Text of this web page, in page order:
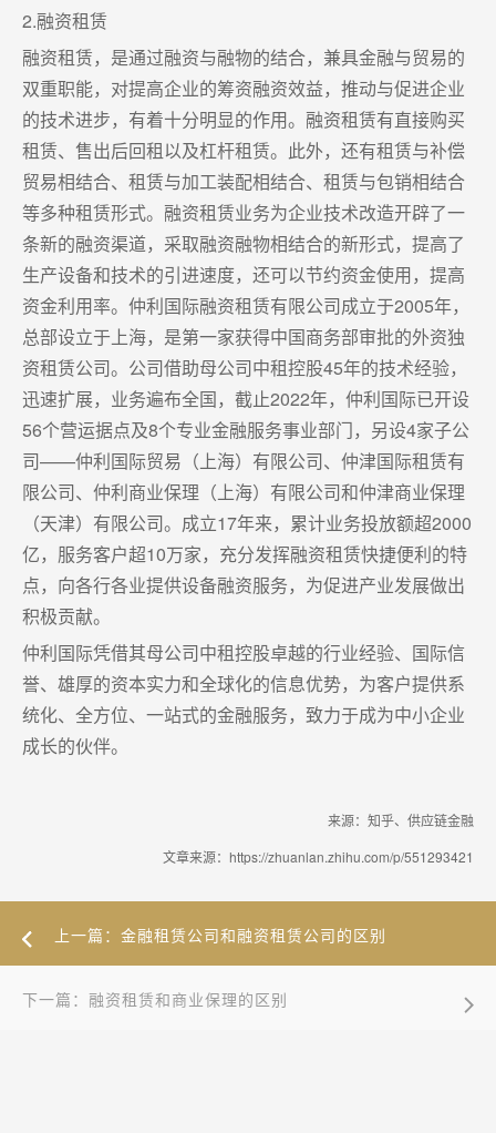
2.融资租赁
融资租赁，是通过融资与融物的结合，兼具金融与贸易的
双重职能，对提高企业的筹资融资效益，推动与促进企业
的技术进步，有着十分明显的作用。融资租赁有直接购买
租赁、售出后回租以及杠杆租赁。此外，还有租赁与补偿
贸易相结合、租赁与加工装配相结合、租赁与包销相结合
等多种租赁形式。融资租赁业务为企业技术改造开辟了一
条新的融资渠道，采取融资融物相结合的新形式，提高了
生产设备和技术的引进速度，还可以节约资金使用，提高
资金利用率。仲利国际融资租赁有限公司成立于2005年，
总部设立于上海，是第一家获得中国商务部审批的外资独
资租赁公司。公司借助母公司中租控股45年的技术经验，
迅速扩展，业务遍布全国，截止2022年，仲利国际已开设
56个营运据点及8个专业金融服务事业部门，另设4家子公
司——仲利国际贸易（上海）有限公司、仲津国际租赁有
限公司、仲利商业保理（上海）有限公司和仲津商业保理
（天津）有限公司。成立17年来，累计业务投放额超2000
亿，服务客户超10万家，充分发挥融资租赁快捷便利的特
点，向各行各业提供设备融资服务，为促进产业发展做出
积极贡献。
仲利国际凭借其母公司中租控股卓越的行业经验、国际信
誉、雄厚的资本实力和全球化的信息优势，为客户提供系
统化、全方位、一站式的金融服务，致力于成为中小企业
成长的伙伴。
来源：知乎、供应链金融
文章来源：https://zhuanlan.zhihu.com/p/551293421
上一篇：金融租赁公司和融资租赁公司的区别
下一篇：融资租赁和商业保理的区别